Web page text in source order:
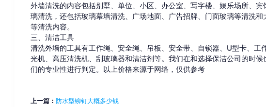
外墙清洗的内容包括别墅、单位、小区、办公室、写字楼、娱乐场所、
璃清洗，还包括玻璃幕墙清洗、广场地面、广告招牌、门面玻璃等清洗
等清洗内容。
三、清洁工具
清洗外墙的工具有工作绳、安全绳、吊板、安全带、自锁器、U型卡、工
光机、高压清洗机、刮玻璃器和清洁剂等。我们在和选择保洁公司的时
们的专业性进行判定。以上价格来源于网络，仅供参考
上一篇： 防水型铆钉大概多少钱